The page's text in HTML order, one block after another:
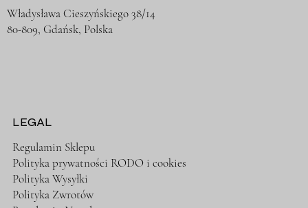
LEGAL
Regulamin Sklepu
Polityka prywatności RODO i cookies
Polityka Wysyłki
Polityka Zwrotów
Władysława Cieszyńskiego 38/14
80-809, Gdańsk, Polska